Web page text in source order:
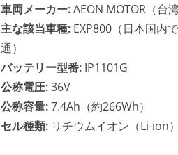
車両メーカー:AEON MOTOR（台
主な該当車種: EXP800（日本国内
通）
バッテリー型番: IP1101G
公称電圧:36V
公称容量:7.4Ah（約266Wh）
セル種類: リチウムイオン（Li-ion）